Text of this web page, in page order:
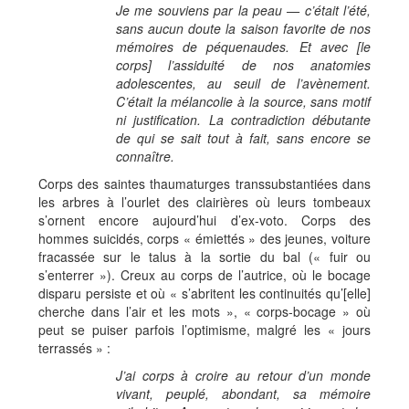
Je me souviens par la peau — c’était l’été,
sans aucun doute la saison favorite de nos
mémoires de péquenaudes. Et avec [le
corps] l’assiduité de nos anatomies
adolescentes, au seuil de l’avènement.
C’était la mélancolie à la source, sans motif
ni justification. La contradiction débutante
de qui se sait tout à fait, sans encore se
connaître.
Corps des saintes thaumaturges transsubstantiées dans
les arbres à l’ourlet des clairières où leurs tombeaux
s’ornent encore aujourd’hui d’ex-voto. Corps des
hommes suicidés, corps « émiettés » des jeunes, voiture
fracassée sur le talus à la sortie du bal (« fuir ou
s’enterrer »). Creux au corps de l’autrice, où le bocage
disparu persiste et où « s’abritent les continuités qu’[elle]
cherche dans l’air et les mots », « corps-bocage » où
peut se puiser parfois l’optimisme, malgré les « jours
terrassés » :
J’ai corps à croire au retour d’un monde
vivant, peuplé, abondant, sa mémoire